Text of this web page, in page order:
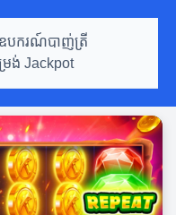
ឧបករណ៍បាញ់ត្រី
រង់ Jackpot